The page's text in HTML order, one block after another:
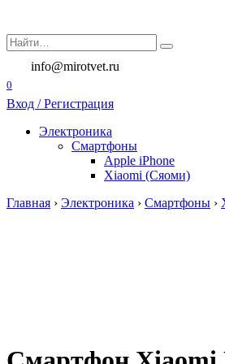
содержанию
Search
for:
info@mirotvet.ru
0
Вход / Регистрация
Электроника
Смартфоны
Apple iPhone
Xiaomi (Сяоми)
Главная › Электроника › Смартфоны ›